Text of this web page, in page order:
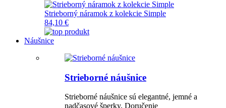
Strieborný náramok z kolekcie Simple
84,10 €
Náušnice
Strieborné náušnice
Strieborné náušnice sú elegantné, jemné a
nadčasové šperky. Doručenie